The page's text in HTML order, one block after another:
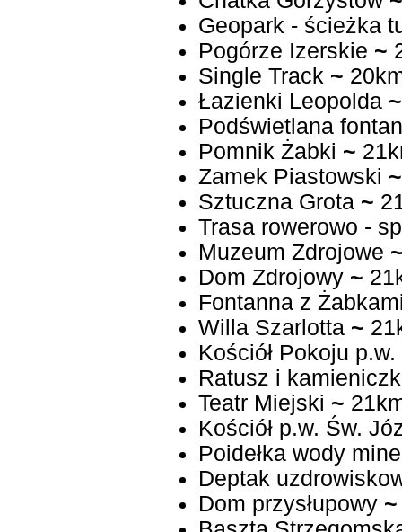
Geopark - ścieżka
Pogórze Izerskie ~
Single Track ~
Łazienki Leopolda ~
Podświetlana
Pomnik Żabki ~
Zamek Piastowski ~
Sztuczna Grota ~
Trasa rowerowo -
Muzeum Zdrojowe
Dom Zdrojowy ~
Fontanna z
Willa Szarlotta ~
Kościół Pokoju
Ratusz i
Teatr Miejski ~
Kościół p.w. Św.
Poidełka wody
Deptak
Dom przysłupowy ~